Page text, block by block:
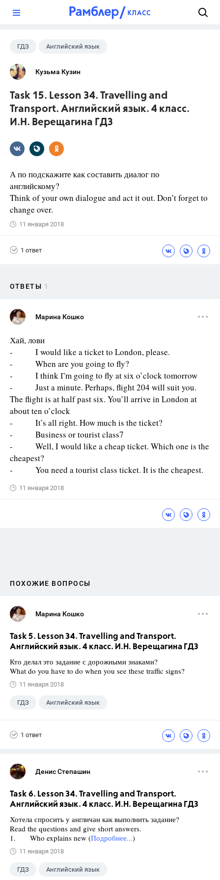
ГДЗ Английский язык
Верещагина И.Н.
Кузьма Кузин
Task 15. Lesson 34. Travelling and
Transport. Английский язык. 4 класс.
И.Н. Верещагина ГДЗ
А по подскажите как составить диалог по
английскому?
Think of your own dialogue and act it out. Don’t forget to
change over.
11 января 2018
1 ответ
ОТВЕТЫ 1
Марина Кошко
Хай, лови
- I would like a ticket to London, please.
- When are you going to fly?
- I think Гm going to fly at six o’clock tomorrow
- Just a minute. Perhaps, flight 204 will suit you.
The flight is at half past six. You’ll arrive in London at
about ten o’clock
- It’s all right. How much is the ticket?
- Business or tourist class7
- Well, I would like a cheap ticket. Which one is the
cheapest?
- You need a tourist class ticket. It is the cheapest.
11 января 2018
ПОХОЖИЕ ВОПРОСЫ
Марина Кошко
Task 5. Lesson 34. Travelling and Transport.
Английский язык. 4 класс. И.Н. Верещагина ГДЗ
Кто делал это задание с дорожными знаками?
What do you have to do when you see these traffic signs?
11 января 2018
ГДЗ Английский язык
1 ответ
Денис Степашин
Task 6. Lesson 34. Travelling and Transport.
Английский язык. 4 класс. И.Н. Верещагина ГДЗ
Хотела спросить у англичан как выполнить задание?
Read the questions and give short answers.
1. Who explains new (Подробнее...)
11 января 2018
ГДЗ Английский язык